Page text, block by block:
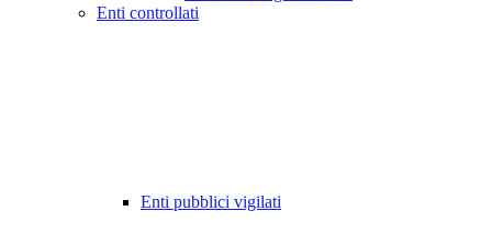
Enti controllati
Enti pubblici vigilati